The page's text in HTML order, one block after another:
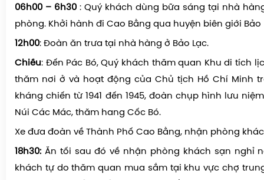
06h00 – 6h30: Quý khách dùng bữa sáng tại nhà
phòng. Khởi hành đi Cao Bằng qua huyện biên giới Bảo
12h00: Đoàn ăn trưa tại nhà hàng ở Bảo Lạc.
Chiều : Đến Pác Bó, Quý khách thăm quan Khu di tích
thăm nơi ở và hoạt động của Chủ tịch Hồ Chí Minh
kháng chiến từ 1941 đến 1945, đoàn chụp hình lưu
Núi Các Mác, thăm hang Cốc Bó.
Xe đưa đoàn về Thành Phố Cao Bằng, nhận phòng
18h30:Ăn tối sau đó về nhận phòng khách sạn nghỉ